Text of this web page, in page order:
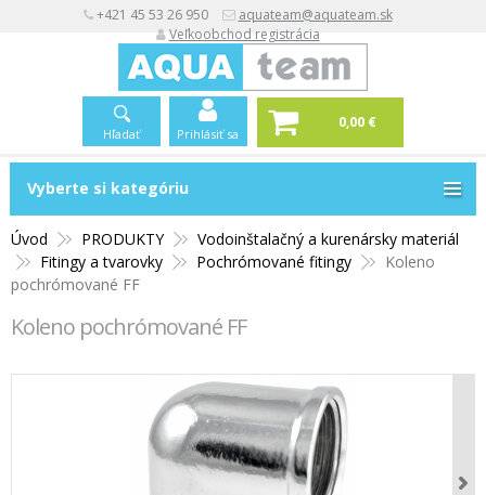
+421 45 53 26 950
aquateam@aquateam.sk
Veľkoobchod registrácia
Hľadať Prihlásiť sa
0,00 €
Vyberte si kategóriu
Úvod PRODUKTY
Vodoinštalačný a kurenársky materiál
Fitingy a tvarovky
Pochrómované fitingy
Koleno
pochrómované FF
Koleno pochrómované FF
Vyberte si kategóriu